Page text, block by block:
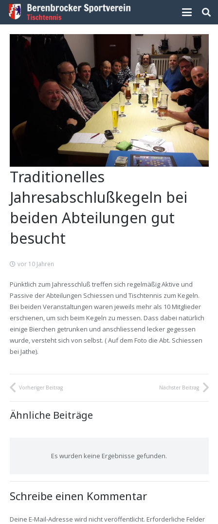
Traditionelles
Jahresabschlußkegeln bei
beiden Abteilungen gut
besucht
vor 10 Jahren
Pünktlich zum Jahresschluß treffen sich regelmäßig Aktive und
Passive der Abteilungen Schiessen und Tischtennis zum Kegeln.
Bei beiden Veranstaltungen waren jeweils mehr als 10 Mitglieder
erschienen, um sich beim Kegeln zu messen. Dass dabei natürlich
einige Bierchen getrunken und anschliessend lecker gegessen
wurde, versteht sich von selbst. ( Auf dem Foto die Abt. Schiessen
bei Jathe).
Vorheriger Beitrag Nächster Beitrag
Ähnliche Beiträge
Es wurden keine Ergebnisse gefunden.
Schreibe einen Kommentar
Deine E-Mail-Adresse wird nicht veröffentlicht. Erforderliche Felder